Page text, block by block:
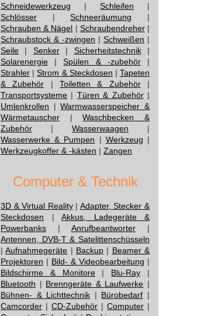
Schneidewerkzeug | Schleifen |
Schlösser |Schneeräumung |
Schrauben & Nägel | Schraubendreher|
Schraubstock & -zwingen | Schweißen |
Seile | Senker| Sicherheitstechnik|
Solarenergie |Spülen & -zubehör|
Strahler |Strom & Steckdosen |Tapeten
& Zubehör |Toiletten & Zubehör|
Transportsysteme | Türen & Zubehör|
Umlenkrollen |Warmwasserspeicher &
Wärmetauscher |Waschbecken &
Zubehör | Wasserwaagen |
Wasserwerke & Pumpen | Werkzeug |
Werkzeugkoffer & -kästen | Zangen
Computer & Technik
3D & Virtual Reality| Adapter, Stecker &
Steckdosen | Akkus, Ladegeräte &
Powerbanks | Anrufbeantworter |
Antennen, DVB-T & Satelittenschüsseln
|Aufnahmegeräte | Backup | Beamer &
Projektoren | Bild- & Videobearbeitung |
Bildschirme & Monitore| Blu-Ray |
Bluetooth | Brenngeräte & Laufwerke |
Bühnen- & Lichttechnik | Bürobedarf |
Camcorder | CD-Zubehör | Computer |